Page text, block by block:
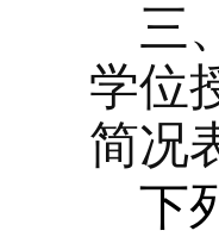
三
学位
简况
下